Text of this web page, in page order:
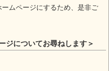
ムページにするため、是非ご
ジについてお尋ねします＞